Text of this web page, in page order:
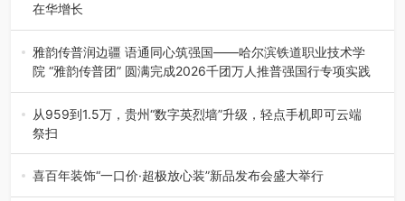
在华增长
融合全球研发实力与本土洞察，深化客户共创，赋能西南市
场创新发展 （7月27日，成…
雅韵传普润边疆 语通同心筑强国——哈尔滨铁道职业技术学
院 “雅韵传普团” 圆满完成2026千团万人推普强国行专项实践
为扎实推进2026“千团万人推普强国行”大学生暑期社会实
践，牢牢紧扣 “雅韵传普…
从959到1.5万，贵州“数字英烈墙”升级，轻点手机即可云端
祭扫
八一建军节到来之际，由贵州省退役军人事务厅指导，贵阳
市退役军人事务局联合贵州广电…
喜百年装饰“一口价·超极放心装”新品发布会盛大举行
2026年7月31日，喜百年装饰“一口价·超极放心装”新品发布